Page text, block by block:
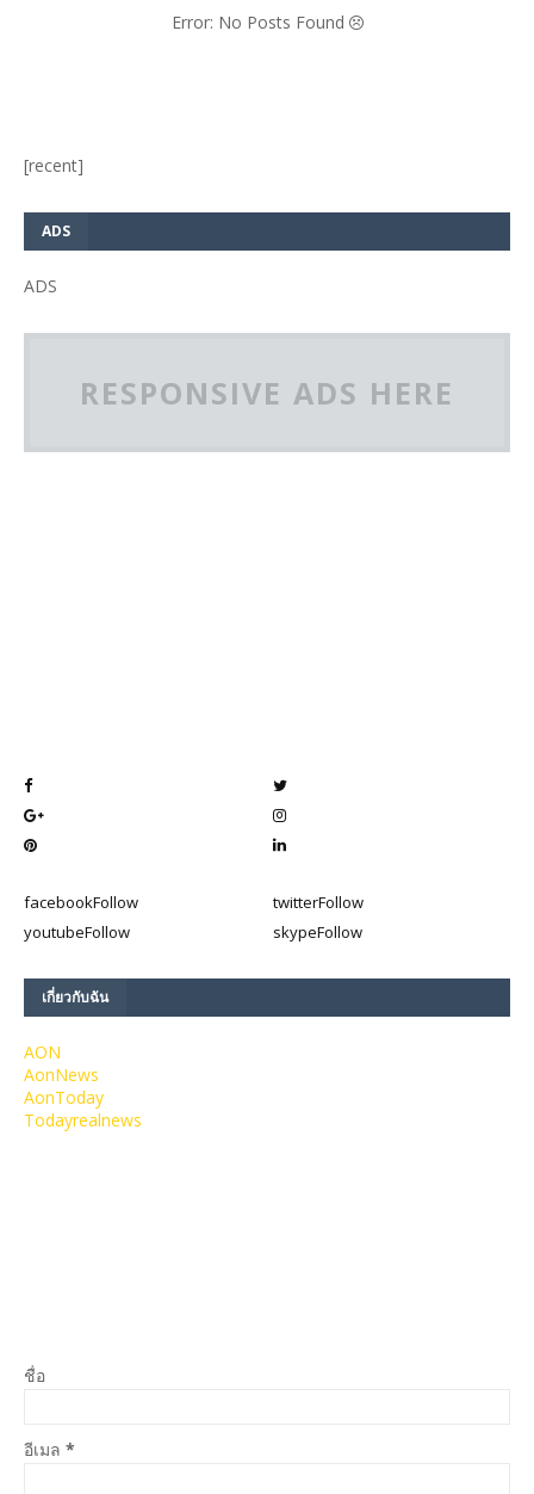
Error: No Posts Found
[recent]
ADS
ADS
RESPONSIVE ADS HERE
facebookFollow twitterFollow
youtubeFollow skypeFollow
เกี่ยวกับฉัน
AON
AonNews
AonToday
Todayrealnews
ชื่อ
อีเมล *